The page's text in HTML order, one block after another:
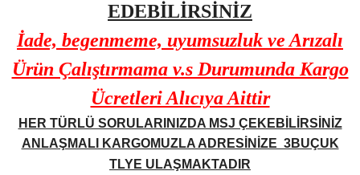
EDEBİLİRSİNİZ
İade, begenmeme, uyumsuzluk ve Arızalı
Ürün Çalıştırmama v.s Durumunda Kargo
Ücretleri Alıcıya Aittir
HER TÜRLÜ SORULARINIZDA MSJ ÇEKEBİLİRSİNİZ
ANLAŞMALI KARGOMUZLA ADRESİNİZE 3BUÇUK
TLYE ULAŞMAKTADIR